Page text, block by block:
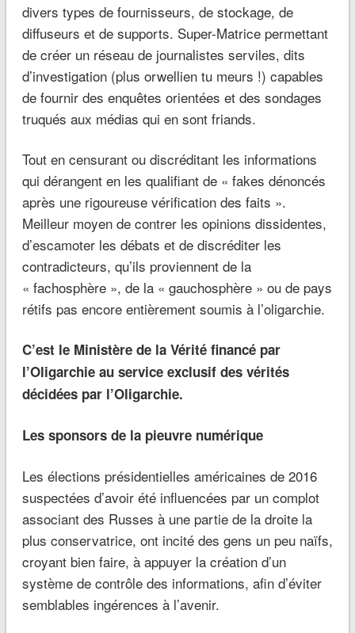
divers types de fournisseurs, de stockage, de
diffuseurs et de supports. Super-Matrice permettant
de créer un réseau de journalistes serviles, dits
d’investigation (plus orwellien tu meurs !) capables
de fournir des enquêtes orientées et des sondages
truqués aux médias qui en sont friands.
Tout en censurant ou discréditant les informations
qui dérangent en les qualifiant de « fakes dénoncés
après une rigoureuse vérification des faits ».
Meilleur moyen de contrer les opinions dissidentes,
d’escamoter les débats et de discréditer les
contradicteurs, qu’ils proviennent de la
« fachosphère », de la « gauchosphère » ou de pays
rétifs pas encore entièrement soumis à l’oligarchie.
C’est le Ministère de la Vérité financé par
l’Oligarchie au service exclusif des vérités
décidées par l’Oligarchie.
Les sponsors de la pieuvre numérique
Les élections présidentielles américaines de 2016
suspectées d’avoir été influencées par un complot
associant des Russes à une partie de la droite la
plus conservatrice, ont incité des gens un peu naïfs,
croyant bien faire, à appuyer la création d’un
système de contrôle des informations, afin d’éviter
semblables ingérences à l’avenir.